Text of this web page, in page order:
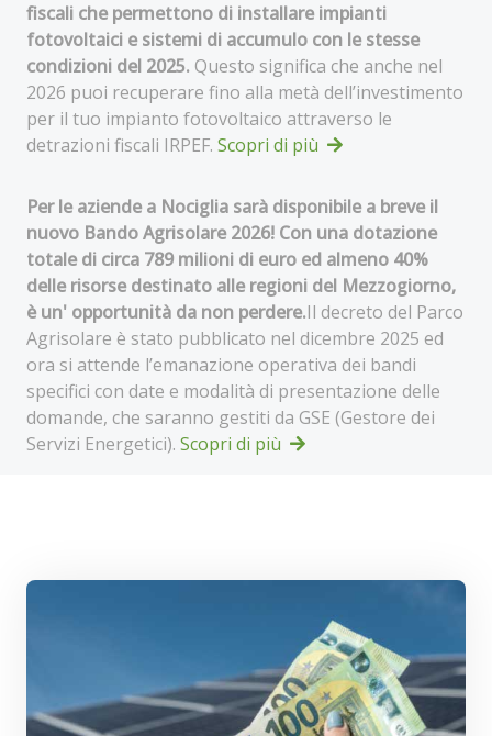
fiscali che permettono di installare impianti
fotovoltaici e sistemi di accumulo con le stesse
condizioni del 2025. Questo significa che anche nel
2026 puoi recuperare fino alla metà dell’investimento
per il tuo impianto fotovoltaico attraverso le
detrazioni fiscali IRPEF. Scopri di più
Per le aziende a Nociglia sarà disponibile a breve il
nuovo Bando Agrisolare 2026! Con una dotazione
totale di circa 789 milioni di euro ed almeno 40%
delle risorse destinato alle regioni del Mezzogiorno,
è un' opportunità da non perdere.Il decreto del Parco
Agrisolare è stato pubblicato nel dicembre 2025 ed
ora si attende l’emanazione operativa dei bandi
specifici con date e modalità di presentazione delle
domande, che saranno gestiti da GSE (Gestore dei
Servizi Energetici). Scopri di più